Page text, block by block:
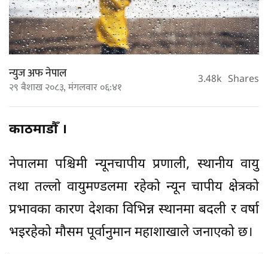
न्युज अफ नेपाल
२९ बैशाख २०८३, मंगलवार ०६:४१ 3.48k Shares
काठमाडौँ ।
नेपालमा पश्चिमी न्यूनचापीय प्रणाली, स्थानीय वायु
तथा तल्लो वायुमण्डलमा रहेको न्यून चापीय क्षेत्रको
प्रभावका कारण देशका विभिन्न स्थानमा बदली र वर्षा
भइरहेको मौसम पूर्वानुमान महाशाखाले जनाएको छ।